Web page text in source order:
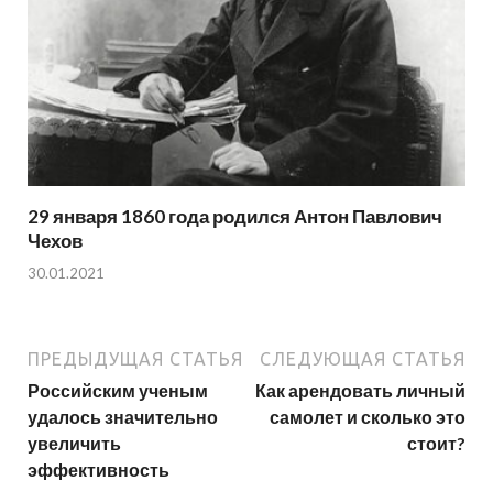
29 января 1860 года родился Антон Павлович
Чехов
30.01.2021
ПРЕДЫДУЩАЯ СТАТЬЯ
Российским ученым
удалось значительно
увеличить
эффективность
СЛЕДУЮЩАЯ СТАТЬЯ
Как арендовать личный
самолет и сколько это
стоит?